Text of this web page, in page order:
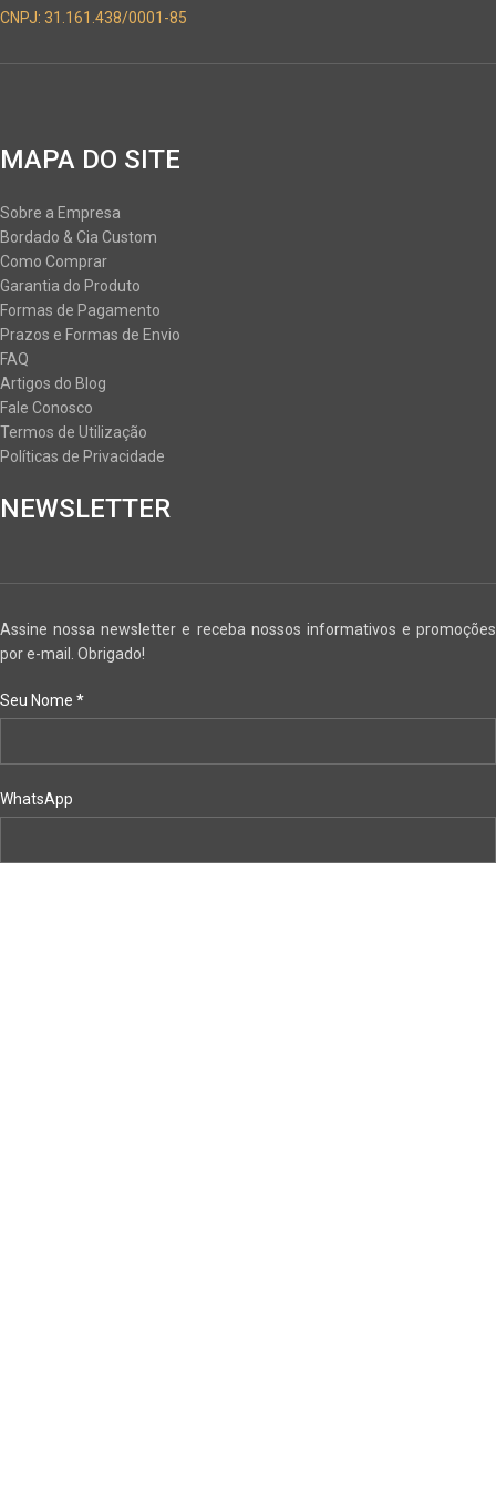
CNPJ: 31.161.438/0001-85
MAPA DO SITE
Sobre a Empresa
Bordado & Cia Custom
Como Comprar
Garantia do Produto
Formas de Pagamento
Prazos e Formas de Envio
FAQ
Artigos do Blog
Fale Conosco
Termos de Utilização
Políticas de Privacidade
NEWSLETTER
Assine nossa newsletter e receba nossos informativos e promoções
por e-mail. Obrigado!
Seu Nome *
WhatsApp